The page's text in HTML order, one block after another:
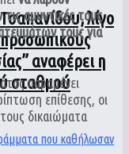
λίγο
προσωπικούς
αναφέρει η
σταθμού
αμυντικές τους
τους για
παραμένει
επίθεσης, οι
δικαιώματα